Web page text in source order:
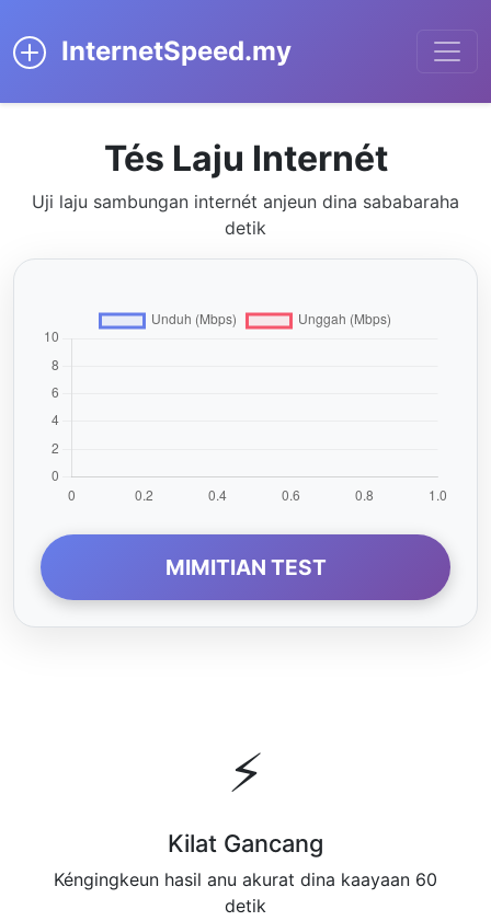
InternetSpeed.my
Tés Laju Internét
Uji laju sambungan internét anjeun dina sababaraha
detik
MIMITIAN TEST
⚡
Kilat Gancang
Kéngingkeun hasil anu akurat dina kaayaan 60
detik